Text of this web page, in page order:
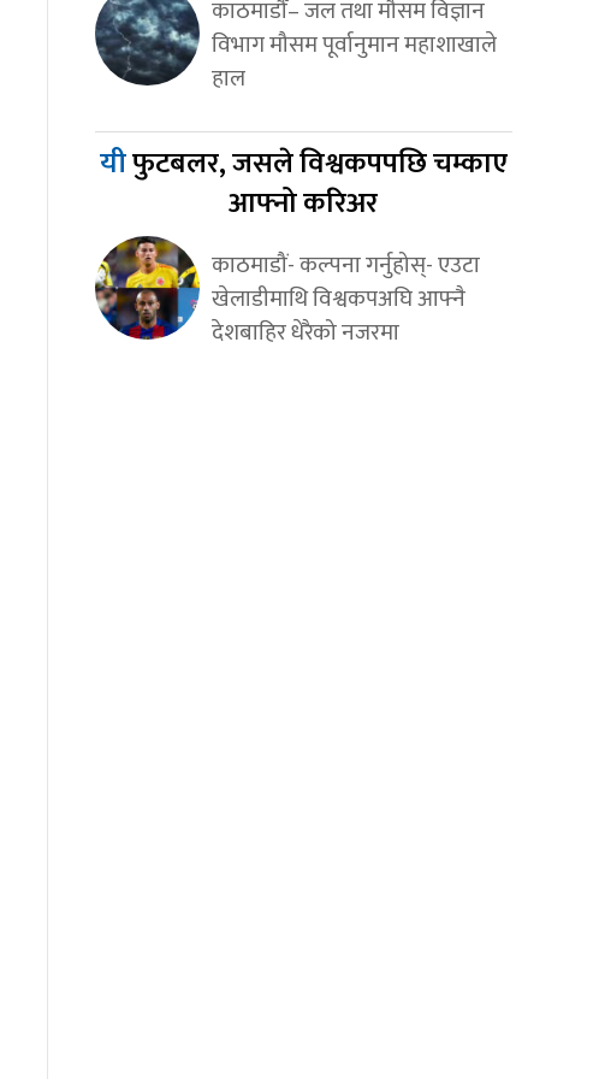
काठमाडौँ– जल तथा मौसम विज्ञान
विभाग मौसम पूर्वानुमान महाशाखाले
हाल
यीफुटबलर, जसले विश्वकपपछि चम्काए
आफ्नो करिअर
काठमाडौं- कल्पना गर्नुहोस्- एउटा
खेलाडीमाथि विश्वकपअघि आफ्नै
देशबाहिर धेरैको नजरमा